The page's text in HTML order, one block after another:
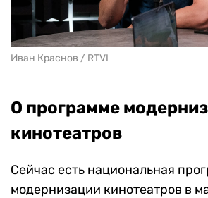
Иван Краснов / RTVI
О программе
кинотеатров
Сейчас есть национальная
модернизации кинотеатров в